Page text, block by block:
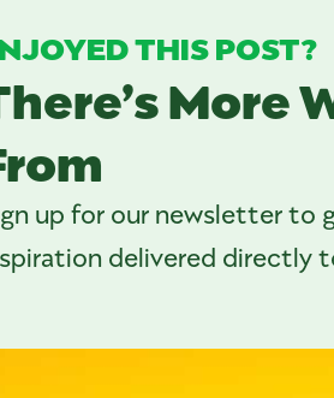
THIS POST?
More
up for our newsletter to
delivered directly